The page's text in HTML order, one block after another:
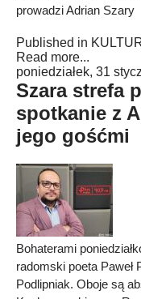
prowadzi Adrian Szary
Published in
Read more...
poniedziałek, 31
Szara strefa
spotkanie z
jego gośćmi
Bohaterami
radomski poeta Paweł
Podlipniak. Oboje są